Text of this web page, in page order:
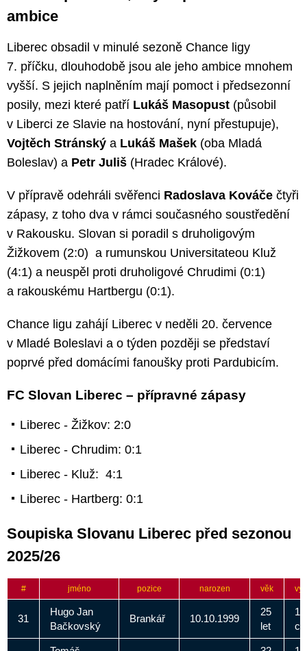
ambice
Liberec obsadil v minulé sezoně Chance ligy
7. příčku, dlouhodobě jsou ale jeho ambice mnohem
vyšší. S jejich naplněním mají pomoct i předsezonní
posily, mezi které patří Lukáš Masopust (působil
v Liberci ze Slavie na hostování, nyní přestupuje),
Vojtěch Stránský a Lukáš Mašek (oba Mladá
Boleslav) a Petr Juliš (Hradec Králové).
V přípravě odehráli svěřenci Radoslava Kováče čtyři
zápasy, z toho dva v rámci současného soustředění
v Rakousku. Slovan si poradil s druholigovým
Žižkovem (2:0) a rumunskou Universitateou Kluž
(4:1) a neuspěl proti druholigové Chrudimi (0:1)
a rakouskému Hartbergu (0:1).
Chance ligu zahájí Liberec v neděli 20. července
v Mladé Boleslavi a o týden později se představí
poprvé před domácími fanoušky proti Pardubicím.
FC Slovan Liberec – přípravné zápasy
Liberec - Žižkov: 2:0
Liberec - Chrudim: 0:1
Liberec - Kluž: 4:1
Liberec - Hartberg: 0:1
Soupiska Slovanu Liberec před sezonou
2025/26
# jméno pozice narozen věk
31
Hugo Jan
Bačkovský
Brankář 10.10.1999
25
let